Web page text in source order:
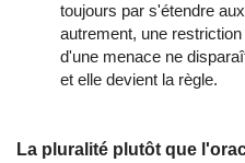
toujours par s'étendre
autrement, une
d'une menace ne
et elle devient la règle.
La pluralité plutôt que